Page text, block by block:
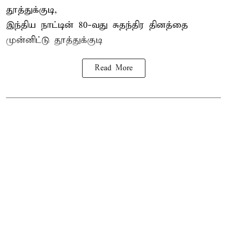
தூத்துக்குடி,
இந்திய நாட்டின் 80-வது சுதந்திர தினத்தை
முன்னிட்டு தூத்துக்குடி
Read More